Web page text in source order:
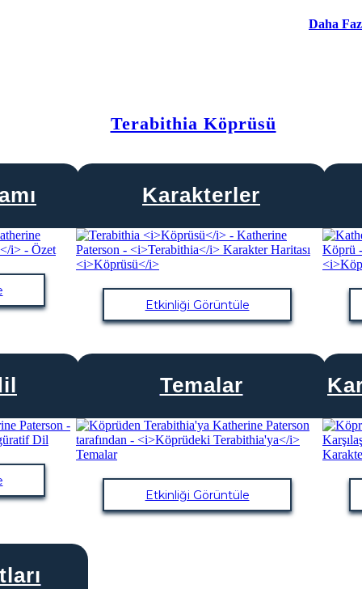
Daha
Terabithia Köprüsü
Karakterler
Etkinliği Görüntüle
Temalar
Etkinliği Görüntüle